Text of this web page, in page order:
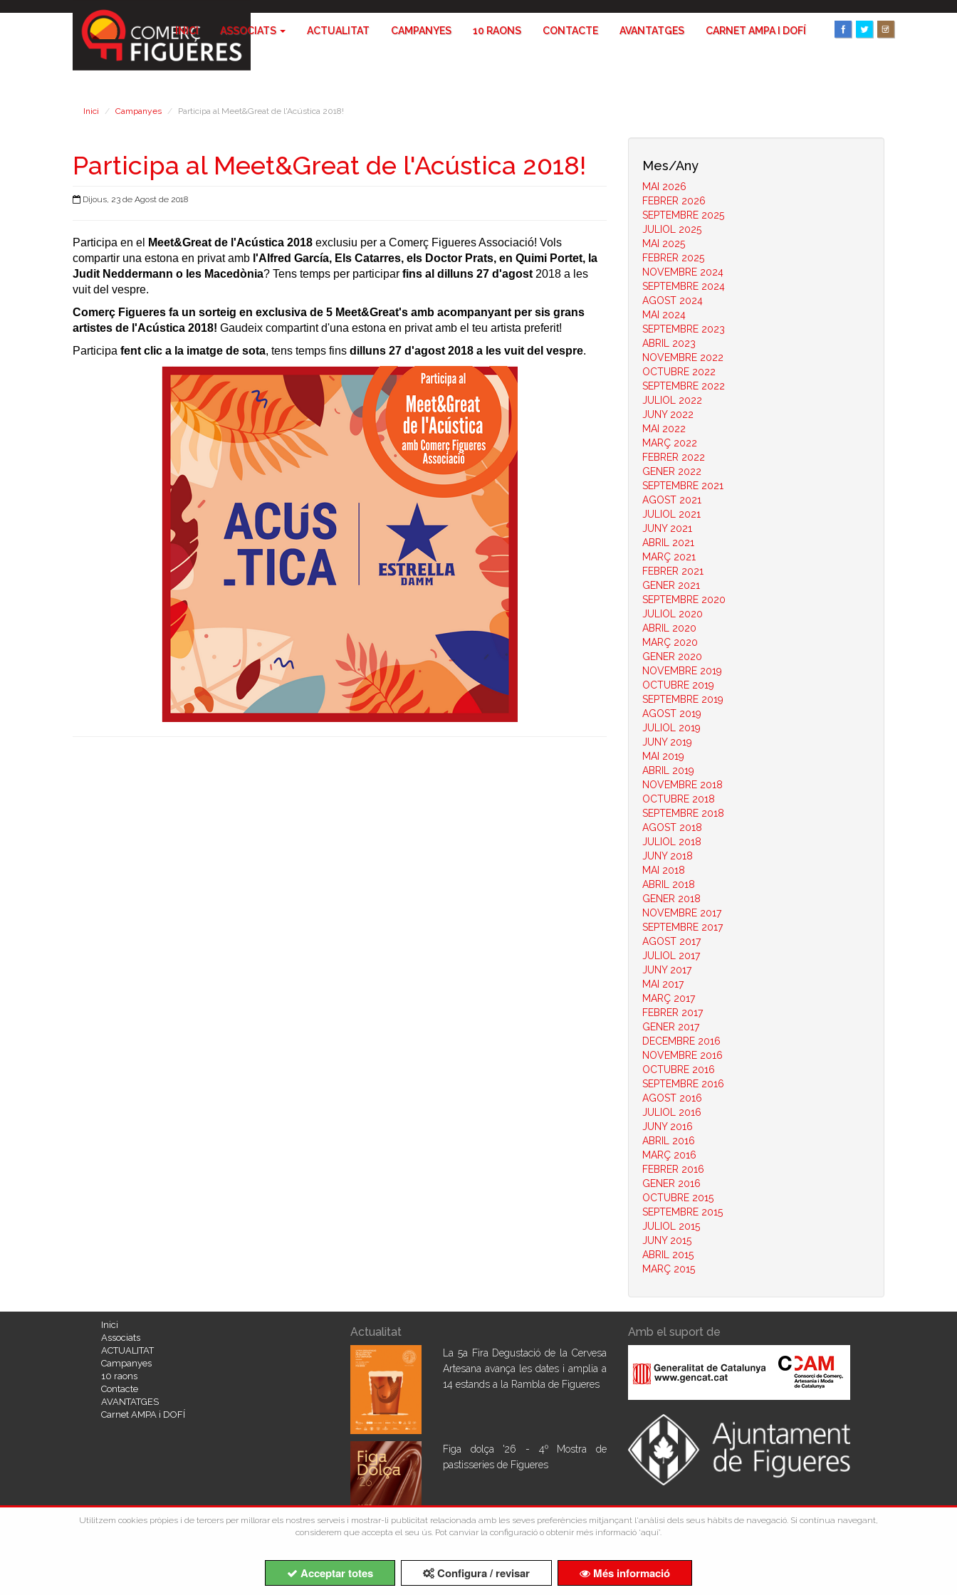
INICI ASSOCIATS ACTUALITAT CAMPANYES 10 RAONS CONTACTE AVANTATGES CARNET AMPA I DOFÍ
Inici Campanyes Participa al Meet&Great de l'Acústica 2018!
Participa al Meet&Great de l'Acústica 2018!
Dijous, 23 de Agost de 2018
Participa en el Meet&Great de l'Acústica 2018 exclusiu per a Comerç Figueres Associació! Vols
compartir una estona en privat amb l'Alfred García, Els Catarres, els Doctor Prats, en Quimi Portet, la
Judit Neddermann o les Macedònia? Tens temps per participar fins al dilluns 27 d'agost 2018 a les
vuit del vespre.
Comerç Figueres fa un sorteig en exclusiva de 5 Meet&Great's amb acompanyant per sis grans
artistes de l'Acústica 2018! Gaudeix compartint d'una estona en privat amb el teu artista preferit!
Participa fent clic a la imatge de sota, tens temps fins dilluns 27 d'agost 2018 a les vuit del vespre.
Mes/Any
MAI 2026
FEBRER 2026
SEPTEMBRE 2025
JULIOL 2025
MAI 2025
FEBRER 2025
NOVEMBRE 2024
SEPTEMBRE 2024
AGOST 2024
MAI 2024
SEPTEMBRE 2023
ABRIL 2023
NOVEMBRE 2022
OCTUBRE 2022
SEPTEMBRE 2022
JULIOL 2022
JUNY 2022
MAI 2022
MARÇ 2022
FEBRER 2022
GENER 2022
SEPTEMBRE 2021
AGOST 2021
JULIOL 2021
JUNY 2021
ABRIL 2021
MARÇ 2021
FEBRER 2021
GENER 2021
SEPTEMBRE 2020
JULIOL 2020
ABRIL 2020
MARÇ 2020
GENER 2020
NOVEMBRE 2019
OCTUBRE 2019
SEPTEMBRE 2019
AGOST 2019
JULIOL 2019
JUNY 2019
MAI 2019
ABRIL 2019
NOVEMBRE 2018
OCTUBRE 2018
SEPTEMBRE 2018
AGOST 2018
JULIOL 2018
JUNY 2018
MAI 2018
ABRIL 2018
GENER 2018
NOVEMBRE 2017
SEPTEMBRE 2017
AGOST 2017
JULIOL 2017
JUNY 2017
MAI 2017
MARÇ 2017
FEBRER 2017
GENER 2017
DECEMBRE 2016
NOVEMBRE 2016
OCTUBRE 2016
SEPTEMBRE 2016
AGOST 2016
JULIOL 2016
JUNY 2016
ABRIL 2016
MARÇ 2016
FEBRER 2016
GENER 2016
OCTUBRE 2015
SEPTEMBRE 2015
JULIOL 2015
JUNY 2015
ABRIL 2015
MARÇ 2015
Inici
Associats
ACTUALITAT
Campanyes
10 raons
Contacte
AVANTATGES
Carnet AMPA i DOFÍ
Actualitat
La 5a Fira Degustació de la Cervesa
Artesana avança les dates i amplia a
14 estands a la Rambla de Figueres
Figa dolça '26 - 4º Mostra de
pastisseries de Figueres
Amb el suport de
Avís Legal
Política de Privacidad Política de Cookies
Utilitzem cookies pròpies i de tercers per millorar els nostres serveis i mostrar-li publicitat relacionada amb les seves preferències mitjançant l'anàlisi dels seus hàbits de navegació. Si contínua navegant,
considerem que accepta el seu ús. Pot canviar la configuració o obtenir més informació ‘aquí’.
Acceptar totes Configura / revisar Més informació